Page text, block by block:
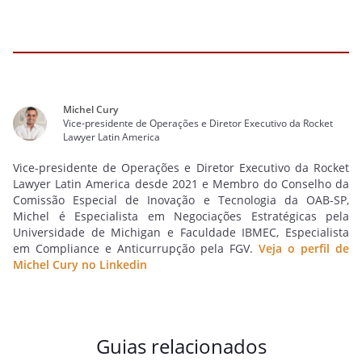
Michel Cury
Vice-presidente de Operações e Diretor Executivo da Rocket
Lawyer Latin America
Vice-presidente de Operações e Diretor Executivo da Rocket
Lawyer Latin America desde 2021 e Membro do Conselho da
Comissão Especial de Inovação e Tecnologia da OAB-SP,
Michel é Especialista em Negociações Estratégicas pela
Universidade de Michigan e Faculdade IBMEC, Especialista
em Compliance e Anticurrupção pela FGV. Veja o perfil de
Michel Cury no Linkedin
Guias relacionados